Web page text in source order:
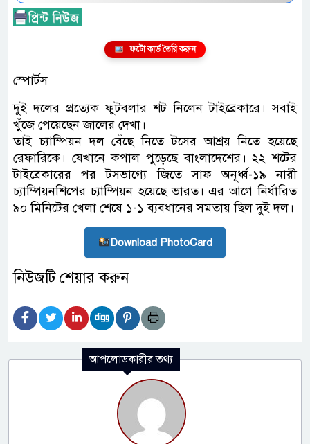
ফটো কার্ড তৈরি করুন
স্পোর্টস
দুই দলের প্রত্যেক ফুটবলার শট নিলেন টাইব্রেকারে। সবাই
খুঁজে পেয়েছেন জালের দেখা।
তাই চ্যাম্পিয়ন দল বেঁছে নিতে টসের আশ্রয় নিতে হয়েছে
রেফারিকে। যেখানে কপাল পুড়েছে বাংলাদেশের। ২২ শটের
টাইব্রেকারের পর টসভাগ্যে জিতে সাফ অনূর্ধ্ব-১৯ নারী
চ্যাম্পিয়নশিপের চ্যাম্পিয়ন হয়েছে ভারত। এর আগে নির্ধারিত
৯০ মিনিটের খেলা শেষে ১-১ ব্যবধানের সমতায় ছিল দুই দল।
Download PhotoCard
নিউজটি শেয়ার করুন
আপলোডকারীর তথ্য